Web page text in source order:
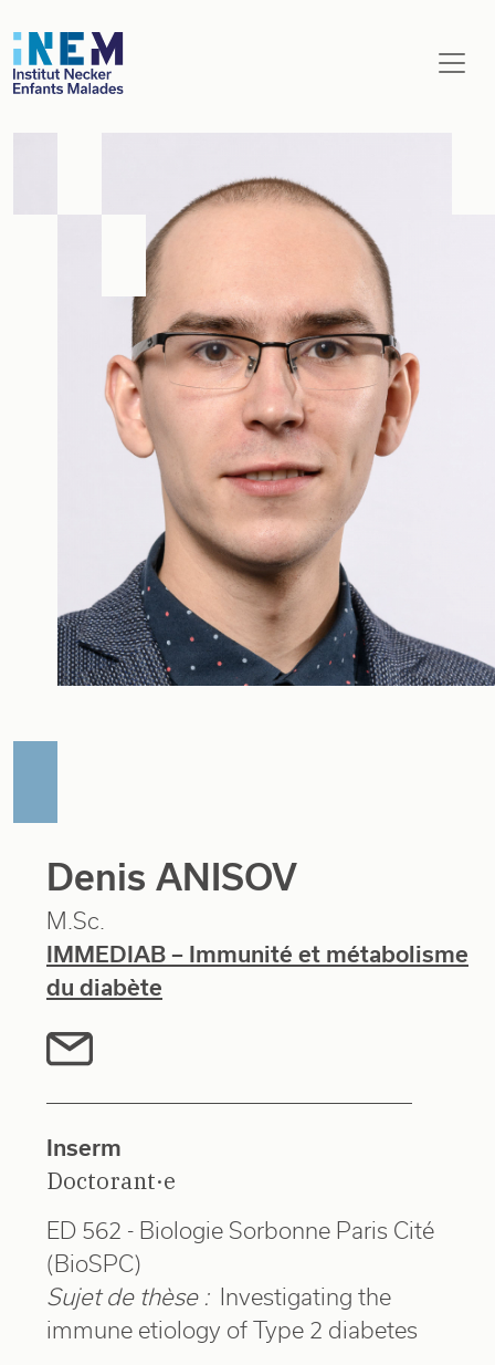
Aller au contenu principal
Denis ANISOV
M.Sc.
IMMEDIAB – Immunité et métabolisme
du diabète
Inserm
Doctorant·e
ED 562 - Biologie Sorbonne Paris Cité
(BioSPC)
Sujet de thèse :
Investigating the
immune etiology of Type 2 diabetes